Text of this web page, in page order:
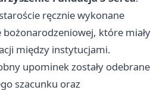
ręcznie wykonane
które miały
między instytucjami.
upominek zostały odebrane
szacunku oraz